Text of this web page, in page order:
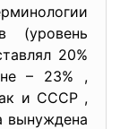
(уровень
20%
– 23% ,
и СССР ,
вынуждена